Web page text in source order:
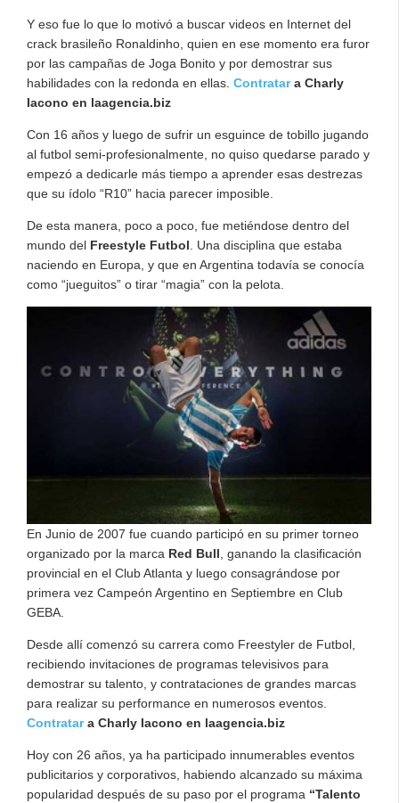
Y eso fue lo que lo motivó a buscar videos en Internet del
crack brasileño Ronaldinho, quien en ese momento era furor
por las campañas de Joga Bonito y por demostrar sus
habilidades con la redonda en ellas. Contratara Charly
Iacono en laagencia.biz
Con 16 años y luego de sufrir un esguince de tobillo jugando
al futbol semi-profesionalmente, no quiso quedarse parado y
empezó a dedicarle más tiempo a aprender esas destrezas
que su ídolo “R10” hacia parecer imposible.
De esta manera, poco a poco, fue metiéndose dentro del
mundo del Freestyle Futbol . Una disciplina que estaba
naciendo en Europa, y que en Argentina todavía se conocía
como “jueguitos” o tirar “magia” con la pelota.
En Junio de 2007 fue cuando participó en su primer torneo
organizado por la marca Red Bull , ganando la clasificación
provincial en el Club Atlanta y luego consagrándose por
primera vez Campeón Argentino en Septiembre en Club
GEBA.
Desde allí comenzó su carrera como Freestyler de Futbol,
recibiendo invitaciones de programas televisivos para
demostrar su talento, y contrataciones de grandes marcas
para realizar su performance en numerosos eventos.
Contratara Charly Iacono en laagencia.biz
Hoy con 26 años, ya ha participado innumerables eventos
publicitarios y corporativos, habiendo alcanzado su máxima
popularidad después de su paso por el programa “Talento